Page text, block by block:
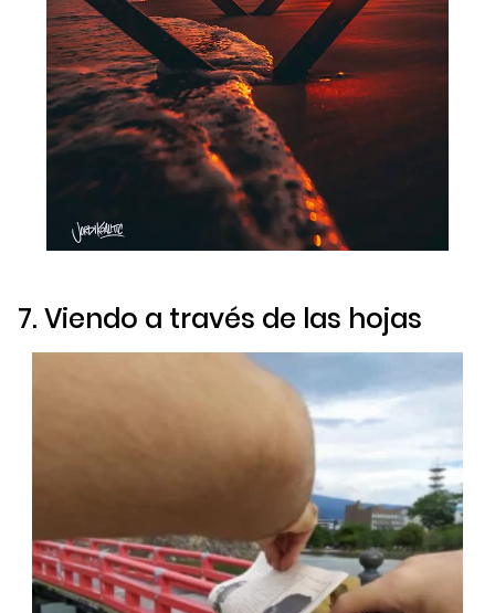
7. Viendo a través de las hojas